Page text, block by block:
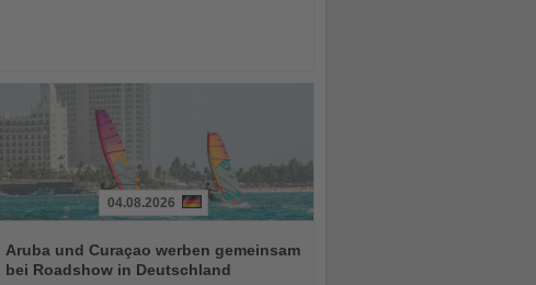
Sie
die
04.08.2026
Aruba und Curaçao werben gemeinsam
bei Roadshow in Deutschland